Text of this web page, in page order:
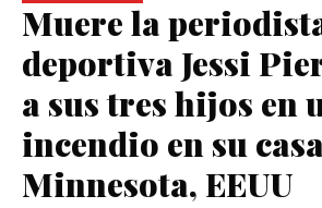
Muere la
deportiva Jessi
a sus tres hijos en
incendio en su
Minnesota, EEUU